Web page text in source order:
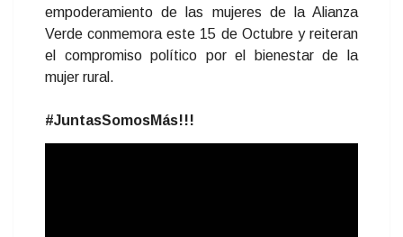
empoderamiento de las mujeres de la Alianza
Verde conmemora este 15 de Octubre y reiteran
el compromiso político por el bienestar de la
mujer rural.
#JuntasSomosMás!!!